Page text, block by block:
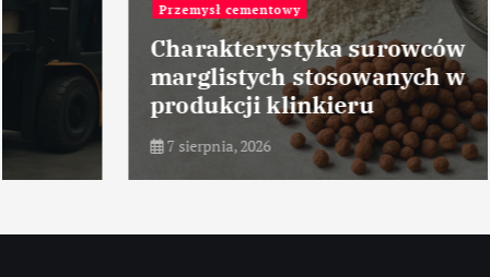
Przemysł cementowy
Charakterystyka surowców
marglistych stosowanych w
produkcji klinkieru
7 sierpnia, 2026